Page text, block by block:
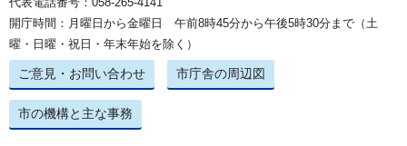
開庁時間：月曜日から金曜日 午前8時45分から午後5時30分まで（土
曜・日曜・祝日・年末年始を除く）
ご意見・お問い合わせ 市庁舎の周辺図
市の機構と主な事務